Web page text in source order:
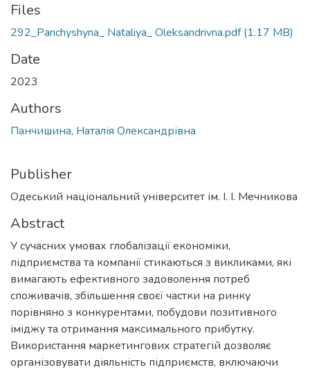
Files
292_Panchyshyna_ Nataliya_ Oleksandrivna.pdf(1.17 MB)
Date
2023
Authors
Панчишина, Наталія Олександрівна
Publisher
Одеський національний університет ім. І. І. Мечникова
Abstract
У сучасних умовах глобалізації економіки,
підприємства та компанії стикаються з викликами, які
вимагають ефективного задоволення потреб
споживачів, збільшення своєї частки на ринку
порівняно з конкурентами, побудови позитивного
іміджу та отримання максимального прибутку.
Використання маркетингових стратегій дозволяє
організовувати діяльність підприємств, включаючи